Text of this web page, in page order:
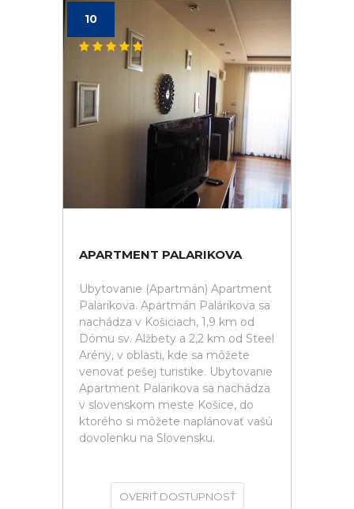
10
APARTMENT PALARIKOVA
Ubytovanie (Apartmán) Apartment
Palarikova. Apartmán Palárikova sa
nachádza v Košiciach, 1,9 km od
Dómu sv. Alžbety a 2,2 km od Steel
Arény, v oblasti, kde sa môžete
venovať pešej turistike. Ubytovanie
Apartment Palarikova sa nachádza
v slovenskom meste Košice, do
ktorého si môžete naplánovať vašú
dovolenku na Slovensku.
OVERIŤ DOSTUPNOSŤ